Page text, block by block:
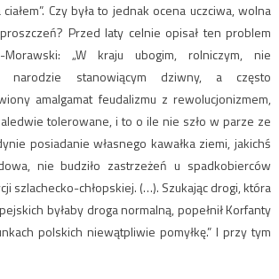
Czy była to jednak ocena uczciwa, wolna
Przed laty celnie opisał ten problem
Morawski: „W kraju ubogim, rolniczym, nie
narodzie stanowiącym dziwny, a często
amalgamat feudalizmu z rewolucjonizmem,
tolerowane, i to o ile nie szło w parze ze
posiadanie własnego kawałka ziemi, jakichś
nie budziło zastrzeżeń u spadkobierców
szlachecko-chłopskiej. (…). Szukając drogi, która
byłaby droga normalną, popełnił Korfanty
polskich niewątpliwie pomyłkę.” I przy tym